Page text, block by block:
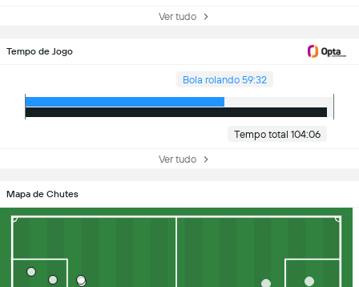
Ver tudo
Tempo de Jogo
Bola rolando 59:32
Tempo total 104:06
Ver tudo
Mapa de Chutes